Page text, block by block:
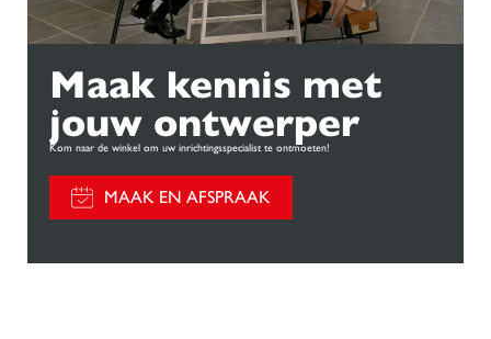
Maak kennis met
jouw ontwerper
Kom naar de winkel om uw inrichtingsspecialist te ontmoeten!
MAAK EN AFSPRAAK